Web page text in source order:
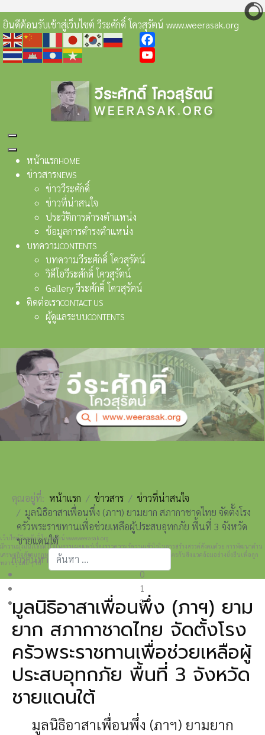
ยินดีต้อนรับเข้าสู่เว็บไซต์ วีระศักดิ์ โควสุรัตน์ www.weerasak.org
Facebook
หน้าแรกHOME
ข่าวสารNEWS
ข่าววีระศักดิ์
ข่าวที่น่าสนใจ
ประวัติการดำรงตำแหน่ง
ข้อมูลการดำรงตำแหน่ง
บทความCONTENTS
บทความวีระศักดิ์ โควสุรัตน์
วิดีโอวีระศักดิ์ โควสุรัตน์
Gallery วีระศักดิ์ โควสุรัตน์
ติดต่อเราCONTACT US
ผู้ดูแลระบบCONTENTS
เว็บไซต์วีระศักดิ์ โควสุรัตน์ www.weerasak.org
มีความมุ่งมั่นเเละตั้งใจในการเผยแพร่เรื่องราวความรู้ความเข้าใจในการสร้างสรรค์สังคมด้วย การพัฒนาด้าน
เศรษฐกิจสังคมกฎหมายและการปกครอง เพื่อให้เกิดการพัฒนาที่เป็นมิตรกับสิ่งแวดล้อมอย่างยั่งยืนเพื่อลูก
หลานรุ่นต่อ ๆ ไป
0
1
2
คุณอยู่ที่: หน้าแรก ข่าวสาร
ข่าวที่น่าสนใจ
มูลนิธิอาสาเพื่อนพึ่ง (ภาฯ) ยามยาก สภากาชาดไทย จัดตั้งโรง
ครัวพระราชทานเพื่อช่วยเหลือผู้ประสบอุทกภัย พื้นที่ 3 จังหวัด
ชายแดนใต้
การค้นหา
Type 2 or more characters for results.
มูลนิธิอาสาเพื่อนพึ่ง (ภาฯ) ยาม
ยาก สภากาชาดไทย จัดตั้งโรง
ครัวพระราชทานเพื่อช่วยเหลือผู้
ประสบอุทกภัย พื้นที่ 3 จังหวัด
ชายแดนใต้
มูลนิธิอาสาเพื่อนพึ่ง (ภาฯ) ยามยาก